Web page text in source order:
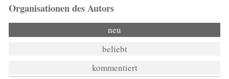
Organisationen des Autors
neu
beliebt
kommentiert